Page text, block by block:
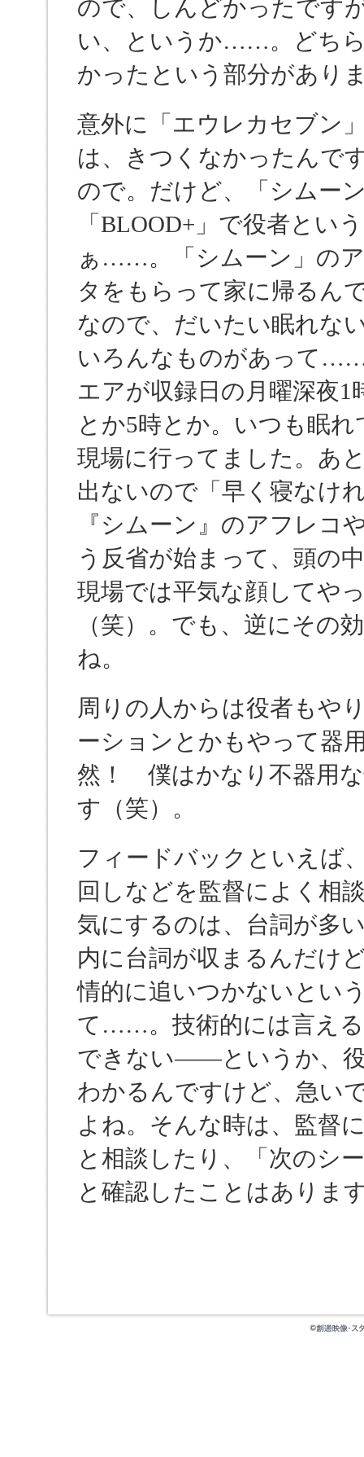
ので、しんどかったです
い、というか……。どち
かったという部分があり
意外に「エウレカセブン
は、きつくなかったんで
ので。だけど、「シムー
「BLOOD+」で役者とい
ぁ……。「シムーン」の
タをもらって家に帰るん
なので、だいたい眠れな
いろんなものがあって
エアが収録日の月曜深夜
とか5時とか。いつも眠
現場に行ってました。あ
出ないので「早く寝なけ
『シムーン』のアフレコ
う反省が始まって、頭
現場では平気な顔してや
（笑）。でも、逆にその
ね。
周りの人からは役者もや
ーションとかもやって器
然！ 僕はかなり不器用
す（笑）。
フィードバックといえば
回しなどを監督によく相
気にするのは、台詞が多
内に台詞が収まるんだけ
情的に追いつかないとい
て……。技術的には言える
できない――というか、
わかるんですけど、急い
よね。そんな時は、監督
と相談したり、「次のシ
と確認したことはありま